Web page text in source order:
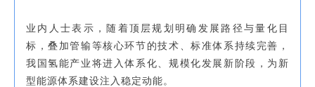
业内人士表示，随着顶层规划明确发展路径与量化目
标，叠加管输等核心环节的技术、标准体系持续完善，
我国氢能产业将进入体系化、规模化发展新阶段，为新
型能源体系建设注入稳定动能。